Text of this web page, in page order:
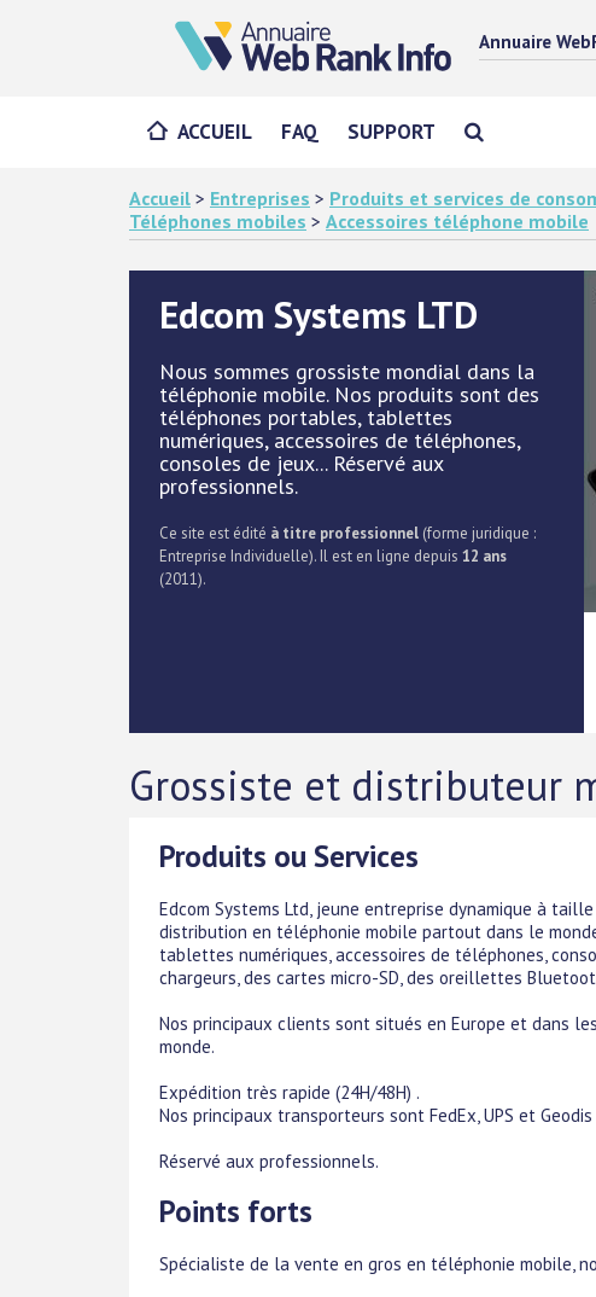
Annuaire
ACCUEIL FAQ SUPPORT
Accueil > Entreprises > Produits et services de
Téléphones mobiles > Accessoires téléphone mobile
Edcom Systems LTD
Nous sommes grossiste mondial dans la
téléphonie mobile. Nos produits sont des
téléphones portables, tablettes
numériques, accessoires de téléphones,
consoles de jeux... Réservé aux
professionnels.
Ce site est édité à titre professionnel (forme juridique :
Entreprise Individuelle). Il est en ligne depuis 12 ans
(2011).
Grossiste et distributeur
Produits ou Services
Edcom Systems Ltd, jeune entreprise dynamique à
distribution en téléphonie mobile partout dans le
tablettes numériques, accessoires de téléphones,
chargeurs, des cartes micro-SD, des oreillettes
Nos principaux clients sont situés en Europe et dans
monde.
Expédition très rapide (24H/48H) .
Nos principaux transporteurs sont FedEx, UPS et
Réservé aux professionnels.
Points forts
Spécialiste de la vente en gros en téléphonie mobile,